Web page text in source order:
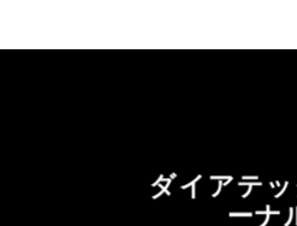
ダイアテ
ーナ